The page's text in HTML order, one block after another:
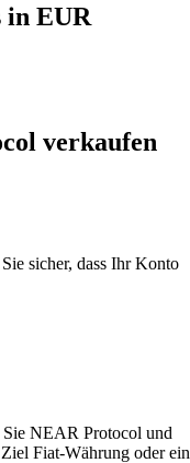
in EUR
verkaufen
sicher, dass Ihr Konto
NEAR Protocol und
Fiat-Währung oder ein